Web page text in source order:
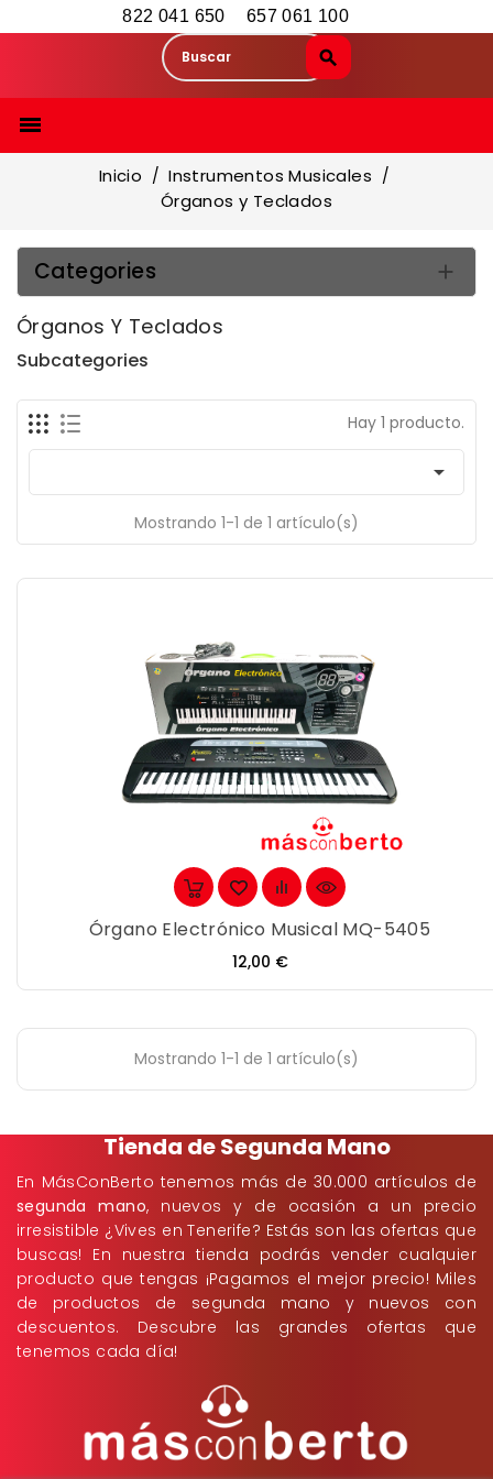
822 041 650 657 061 100

Inicio
Instrumentos Musicales
Órganos y Teclados
Categories 
Órganos Y Teclados
Subcategories
Hay 1 producto.

Mostrando 1-1 de 1 artículo(s)
Órgano Electrónico Musical MQ-5405
Precio
12,00 €
Mostrando 1-1 de 1 artículo(s)
Tienda de Segunda Mano
En MásConBerto tenemos más de 30.000 artículos de
segunda mano, nuevos y de ocasión a un precio
irresistible ¿Vives en Tenerife? Estás son las ofertas que
buscas! En nuestra tienda podrás vender cualquier
producto que tengas ¡Pagamos el mejor precio! Miles
de productos de segunda mano y nuevos con
descuentos. Descubre las grandes ofertas que
tenemos cada día!